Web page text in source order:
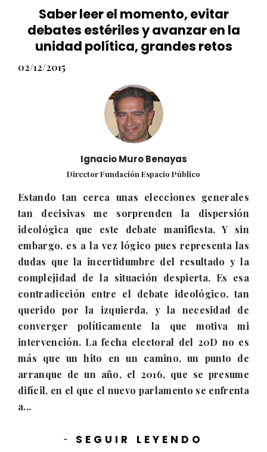
Saber leer el momento, evitar
debates estériles y avanzar en la
unidad política, grandes retos
02/12/2015
Ignacio Muro Benayas
Director Fundación Espacio Público
Estando tan cerca unas elecciones generales
tan decisivas me sorprenden la dispersión
ideológica que este debate manifiesta. Y sin
embargo, es a la vez lógico pues representa las
dudas que la incertidumbre del resultado y la
complejidad de la situación despierta. Es esa
contradicción entre el debate ideológico, tan
querido por la izquierda, y la necesidad de
converger políticamente la que motiva mi
intervención. La fecha electoral del 20D no es
más que un hito en un camino, un punto de
arranque de un año, el 2016, que se presume
difícil, en el que el nuevo parlamento se enfrenta
a...
- SEGUIR LEYENDO